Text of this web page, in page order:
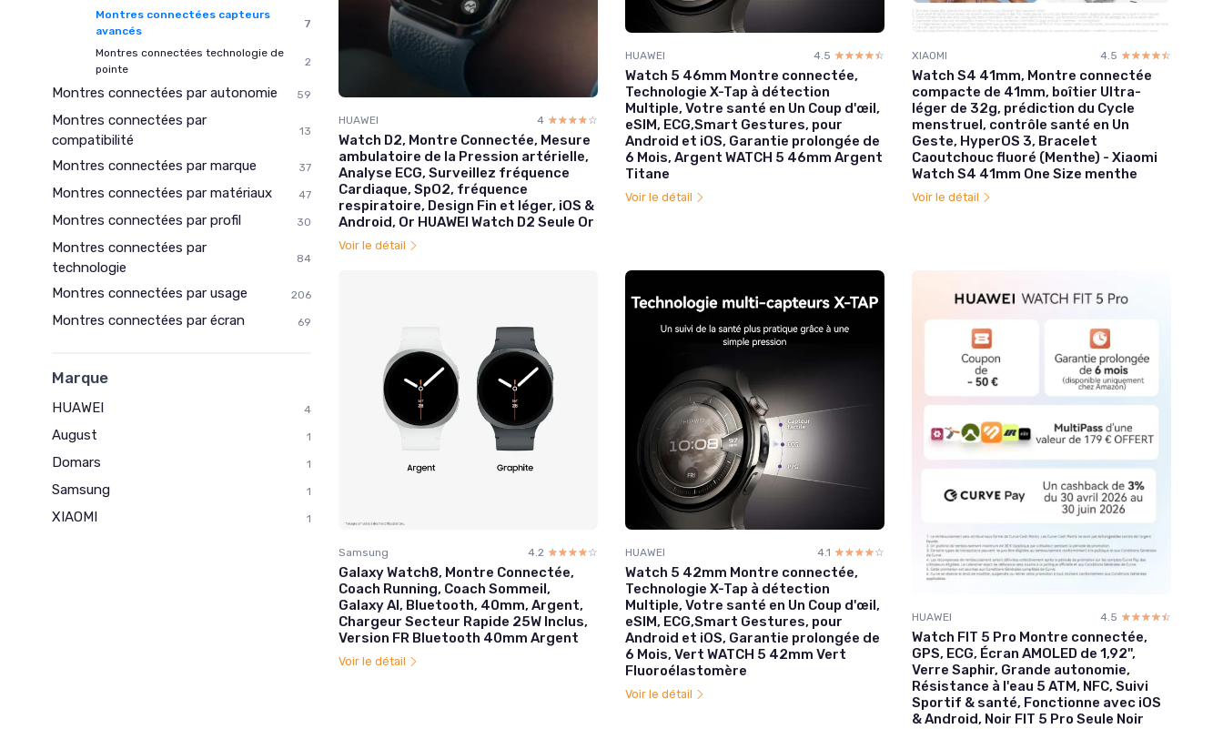
Montres connectées capteurs
avancés
7
Montres connectées technologie de
pointe
2
Montres connectées par autonomie 59
Montres connectées par
compatibilité
13
Montres connectées par marque 37
Montres connectées par matériaux 47
Montres connectées par profil 30
Montres connectées par
technologie
84
Montres connectées par usage 206
Montres connectées par écran 69
Marque
HUAWEI 4
August 1
Domars 1
Samsung 1
XIAOMI 1
HUAWEI 4 ☆☆☆☆☆
★★★★★
Watch D2, Montre Connectée, Mesure
ambulatoire de la Pression artérielle,
Analyse ECG, Surveillez fréquence
Cardiaque, SpO2, fréquence
respiratoire, Design Fin et léger, iOS &
Android, Or HUAWEI Watch D2 Seule Or
Voir le détail
HUAWEI 4.5 ☆☆☆☆☆
★★★★★
Watch 5 46mm Montre connectée,
Technologie X-Tap à détection
Multiple, Votre santé en Un Coup d'œil,
eSIM, ECG,Smart Gestures, pour
Android et iOS, Garantie prolongée de
6 Mois, Argent WATCH 5 46mm Argent
Titane
Voir le détail
XIAOMI 4.5 ☆☆☆☆☆
★★★★★
Watch S4 41mm, Montre connectée
compacte de 41mm, boîtier Ultra-
léger de 32g, prédiction du Cycle
menstruel, contrôle santé en Un
Geste, HyperOS 3, Bracelet
Caoutchouc fluoré (Menthe) - Xiaomi
Watch S4 41mm One Size menthe
Voir le détail
Samsung 4.2 ☆☆☆☆☆
★★★★★
Galaxy Watch8, Montre Connectée,
Coach Running, Coach Sommeil,
Galaxy AI, Bluetooth, 40mm, Argent,
Chargeur Secteur Rapide 25W Inclus,
Version FR Bluetooth 40mm Argent
Voir le détail
HUAWEI 4.1 ☆☆☆☆☆
★★★★★
Watch 5 42mm Montre connectée,
Technologie X-Tap à détection
Multiple, Votre santé en Un Coup d'œil,
eSIM, ECG,Smart Gestures, pour
Android et iOS, Garantie prolongée de
6 Mois, Vert WATCH 5 42mm Vert
Fluoroélastomère
Voir le détail
HUAWEI 4.5 ☆☆☆☆☆
★★★★★
Watch FIT 5 Pro Montre connectée,
GPS, ECG, Écran AMOLED de 1,92'',
Verre Saphir, Grande autonomie,
Résistance à l'eau 5 ATM, NFC, Suivi
Sportif & santé, Fonctionne avec iOS
& Android, Noir FIT 5 Pro Seule Noir